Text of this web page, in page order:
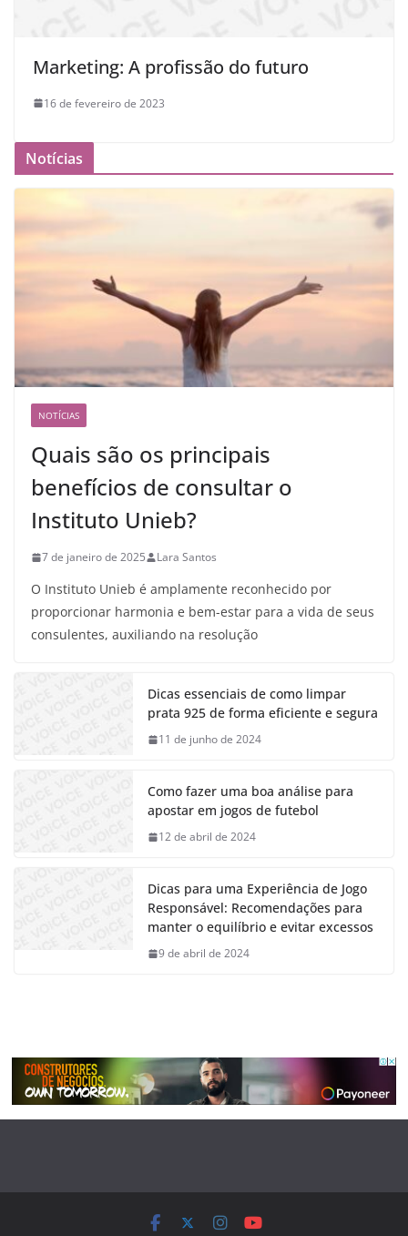
Marketing: A profissão do futuro
16 de fevereiro de 2023
Notícias
NOTÍCIAS
Quais são os principais
benefícios de consultar o
Instituto Unieb?
7 de janeiro de 2025 Lara Santos
O Instituto Unieb é amplamente reconhecido por
proporcionar harmonia e bem-estar para a vida de seus
consulentes, auxiliando na resolução
Dicas essenciais de como limpar
prata 925 de forma eficiente e segura
11 de junho de 2024
Como fazer uma boa análise para
apostar em jogos de futebol
12 de abril de 2024
Dicas para uma Experiência de Jogo
Responsável: Recomendações para
manter o equilíbrio e evitar excessos
9 de abril de 2024